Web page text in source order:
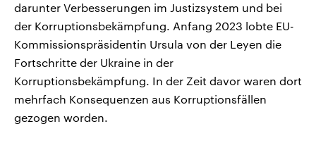
darunter Verbesserungen im Justizsystem und bei
der Korruptionsbekämpfung. Anfang 2023 lobte EU-
Kommissionspräsidentin Ursula von der Leyen die
Fortschritte der Ukraine in der
Korruptionsbekämpfung. In der Zeit davor waren dort
mehrfach Konsequenzen aus Korruptionsfällen
gezogen worden.